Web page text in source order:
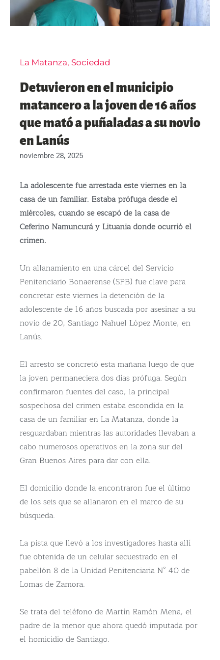
La Matanza, Sociedad
Detuvieron en el municipio
matancero a la joven de 16 años
que mató a puñaladas a su novio
en Lanús
noviembre 28, 2025
La adolescente fue arrestada este viernes en la
casa de un familiar. Estaba prófuga desde el
miércoles, cuando se escapó de la casa de
Ceferino Namuncurá y Lituania donde ocurrió el
crimen.
Un allanamiento en una cárcel del Servicio
Penitenciario Bonaerense (SPB) fue clave para
concretar este viernes la detención de la
adolescente de 16 años buscada por asesinar a su
novio de 20, Santiago Nahuel López Monte, en
Lanús.
El arresto se concretó esta mañana luego de que
la joven permaneciera dos días prófuga. Según
confirmaron fuentes del caso, la principal
sospechosa del crimen estaba escondida en la
casa de un familiar en La Matanza, donde la
resguardaban mientras las autoridades llevaban a
cabo numerosos operativos en la zona sur del
Gran Buenos Aires para dar con ella.
El domicilio donde la encontraron fue el último
de los seis que se allanaron en el marco de su
búsqueda.
La pista que llevó a los investigadores hasta allí
fue obtenida de un celular secuestrado en el
pabellón 8 de la Unidad Penitenciaria N° 40 de
Lomas de Zamora.
Se trata del teléfono de Martín Ramón Mena, el
padre de la menor que ahora quedó imputada por
el homicidio de Santiago.